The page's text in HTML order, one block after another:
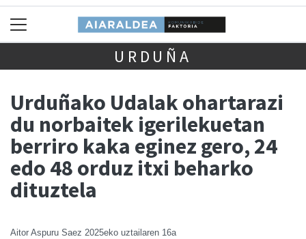
URDUÑA
Urduñako Udalak ohartarazi
du norbaitek igerilekuetan
berriro kaka eginez gero, 24
edo 48 orduz itxi beharko
dituztela
Aitor Aspuru Saez 2025eko uztailaren 16a